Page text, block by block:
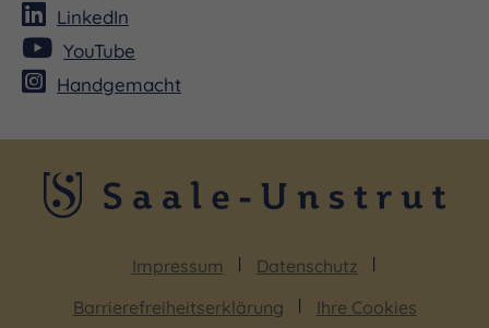
LinkedIn
YouTube
Handgemacht
Impressum
Datenschutz
Barrierefreiheitserklärung
Ihre Cookies